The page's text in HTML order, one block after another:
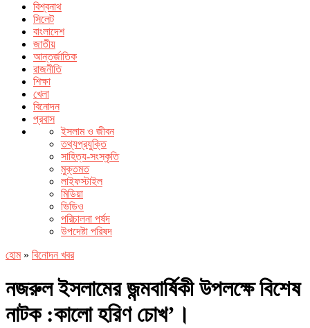
বিশ্বনাথ
সিলেট
বাংলাদেশ
জাতীয়
আন্তর্জাতিক
রাজনীতি
শিক্ষা
খেলা
বিনোদন
প্রবাস
ইসলাম ও জীবন
তথ্যপ্রযুক্তি
সাহিত্য-সংস্কৃতি
মুক্তমত
লাইফস্টাইল
মিডিয়া
ভিডিও
পরিচালনা পর্ষদ
উপদেষ্টা পরিষদ
হোম» বিনোদন খবর
নজরুল ইসলামের জন্মবার্ষিকী উপলক্ষে বিশেষ
নাটক :কালো হরিণ চোখ’।